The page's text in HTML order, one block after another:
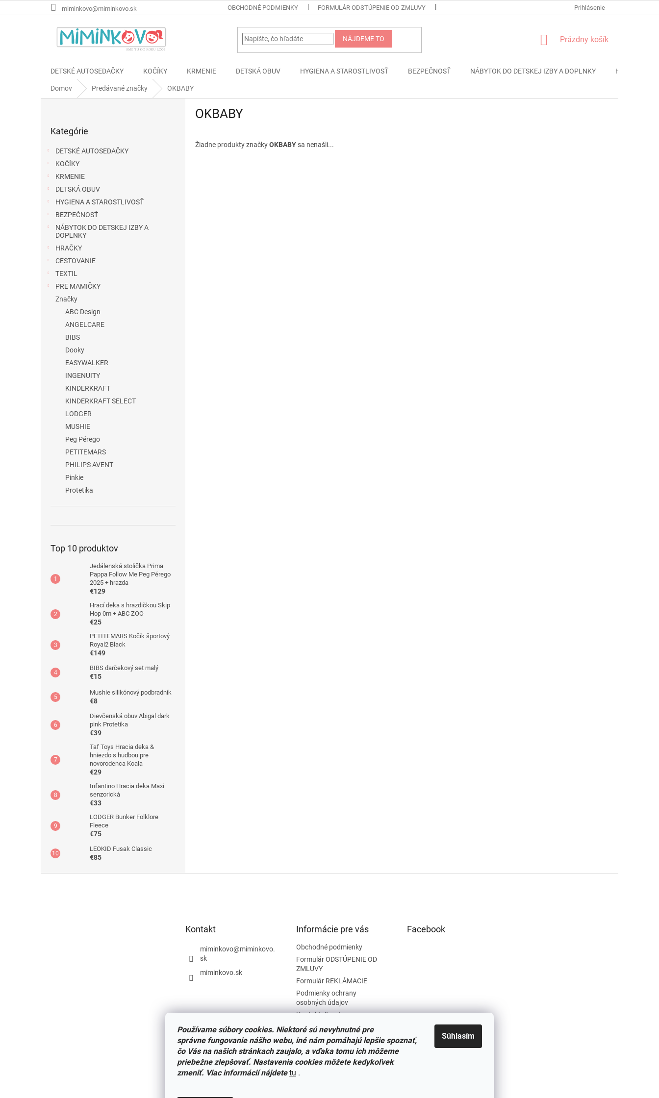
Používame súbory cookies. Niektoré sú nevyhnutné pre
správne fungovanie nášho webu, iné nám pomáhajú lepšie spoznať,
čo Vás na našich stránkach zaujalo, a vďaka tomu ich môžeme
priebežne zlepšovať. Nastavenia cookies môžete kedykoľvek
zmeniť. Viac informácií nájdete tu .
Súhlasím
na
miminkovo@miminkovo.sk OBCHODNÉ PODMIENKY FORMULÁR ODSTÚPENIE OD ZMLUVY PODMIENKY OCHRANY OSOBNÝCH
Prihlásenie
NÁJDEME TO
NÁKUPNÝ
Prázdny košík
DETSKÉ AUTOSEDAČKY KOČÍKY KRMENIE DETSKÁ OBUV HYGIENA A STAROSTLIVOSŤ BEZPEČNOSŤ NÁBYTOK DO DETSKEJ IZBY A DOPLNKY HRAČKY
Domov Predávané značky OKBABY
kategórie
Kategórie
DETSKÉ AUTOSEDAČKY
KOČÍKY
KRMENIE
DETSKÁ OBUV
HYGIENA A STAROSTLIVOSŤ
BEZPEČNOSŤ
NÁBYTOK DO DETSKEJ IZBY A
DOPLNKY
HRAČKY
CESTOVANIE
TEXTIL
PRE MAMIČKY
Značky
ABC Design
ANGELCARE
BIBS
Dooky
EASYWALKER
INGENUITY
KINDERKRAFT
KINDERKRAFT SELECT
LODGER
MUSHIE
Peg Pérego
PETITEMARS
PHILIPS AVENT
Pinkie
Protetika
Top 10 produktov
Jedálenská stolička Prima
Pappa Follow Me Peg Pérego
2025 + hrazda
€129
Hrací deka s hrazdičkou Skip
Hop 0m + ABC ZOO
€25
PETITEMARS Kočík športový
Royal2 Black
€149
BIBS darčekový set malý
€15
Mushie silikónový podbradník
€8
Dievčenská obuv Abigal dark
pink Protetika
€39
Taf Toys Hracia deka &
hniezdo s hudbou pre
novorodenca Koala
€29
Infantino Hracia deka Maxi
senzorická
€33
LODGER Bunker Folklore
Fleece
€75
LEOKID Fusak Classic
€85
OKBABY
Žiadne produkty značkyOKBABY sa nenašli...
Kontakt
miminkovo@miminkovo.
sk
miminkovo.sk
Informácie pre vás
Obchodné podmienky
Formulár ODSTÚPENIE OD
ZMLUVY
Formulár REKLÁMACIE
Podmienky ochrany
osobných údajov
Kontaktujte nás
Tabuľka veľkostí
Nariadenie SOI o stiahnutí
výrobkov
Reklamačný poriadok
Zásady súborov COOKIES
Facebook